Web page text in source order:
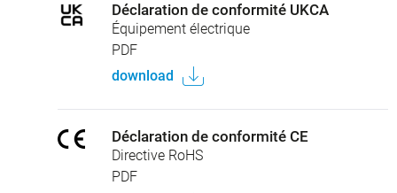
Déclaration de conformité UKCA
Équipement électrique
PDF
download
Déclaration de conformité CE
Directive RoHS
PDF